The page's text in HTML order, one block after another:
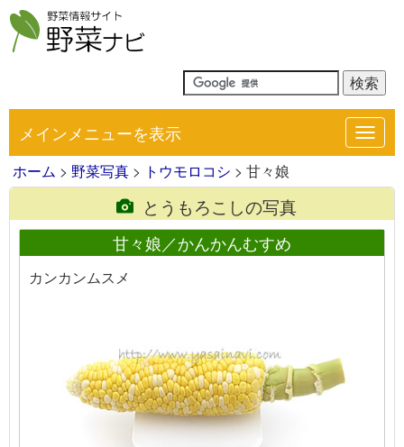
メインメニューを表示
ホーム > 野菜写真 > トウモロコシ > 甘々娘
とうもろこしの写真
甘々娘／かんかんむすめ
カンカンムスメ